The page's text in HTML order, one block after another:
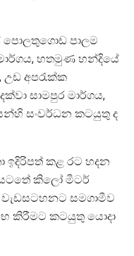
පොලතුගොඩ පාලම
හතමුණ හන්දියේ
අපරැක්ක
සාමපුර මාර්ගය,
සංවර්ධන කටයුතු ද
ඉදිරිපත් කළ රට හදන
යටතේ කිලෝ මීටර්
සමගාමීව
කිරීමට කටයුතු යොදා